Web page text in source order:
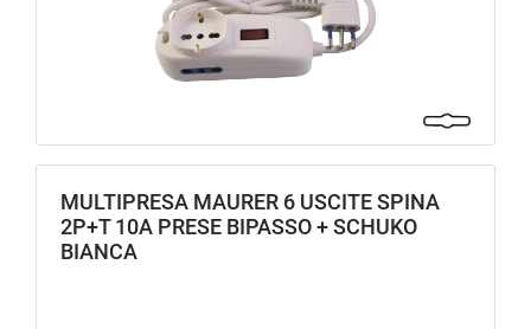
MULTIPRESA MAURER 6 USCITE SPINA
2P+T 10A PRESE BIPASSO + SCHUKO
BIANCA